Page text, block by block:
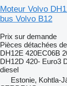
Moteur Volvo
bus Volvo B12
Prix sur demande
Pièces détachées
DH12E 420EC06B
DH12D 420- Euro3
diesel
Estonie, Kohtla-